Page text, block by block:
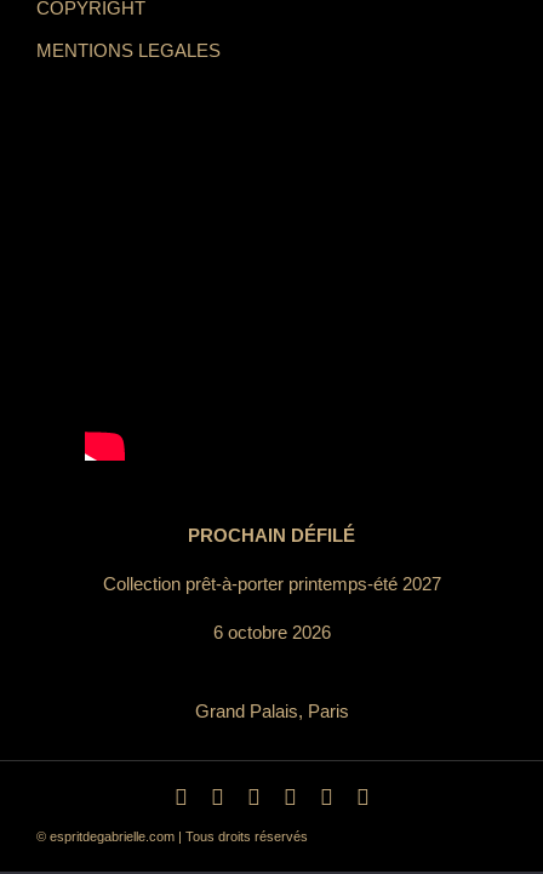
COPYRIGHT
MENTIONS LEGALES
PROCHAIN DÉFILÉ
Collection prêt-à-porter printemps-été 2027
6 octobre 2026
Grand Palais, Paris
© espritdegabrielle.com | Tous droits réservés